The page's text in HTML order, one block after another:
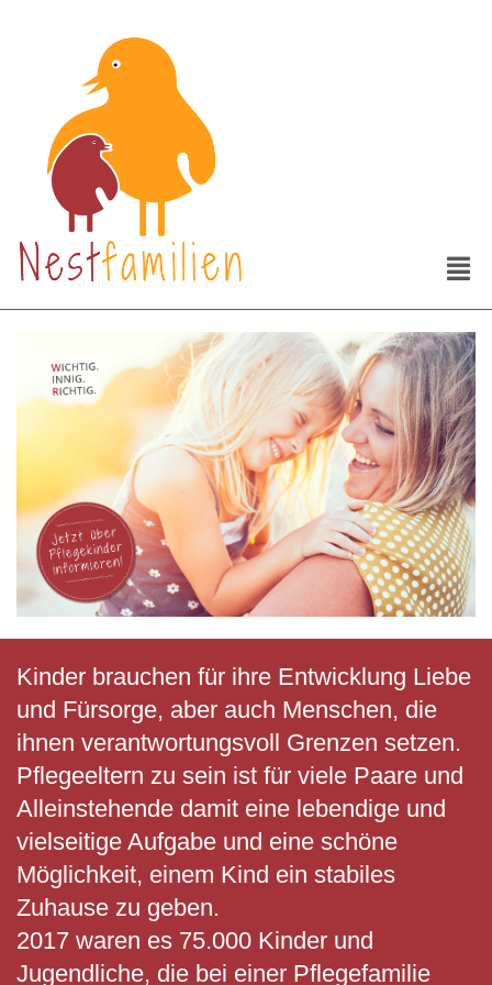
Kinder brauchen für ihre Entwicklung Liebe
und Fürsorge, aber auch Menschen, die
ihnen verantwortungsvoll Grenzen setzen.
Pflegeeltern zu sein ist für viele Paare und
Alleinstehende damit eine lebendige und
vielseitige Aufgabe und eine schöne
Möglichkeit, einem Kind ein stabiles
Zuhause zu geben.
2017 waren es 75.000 Kinder und
Jugendliche, die bei einer Pflegefamilie